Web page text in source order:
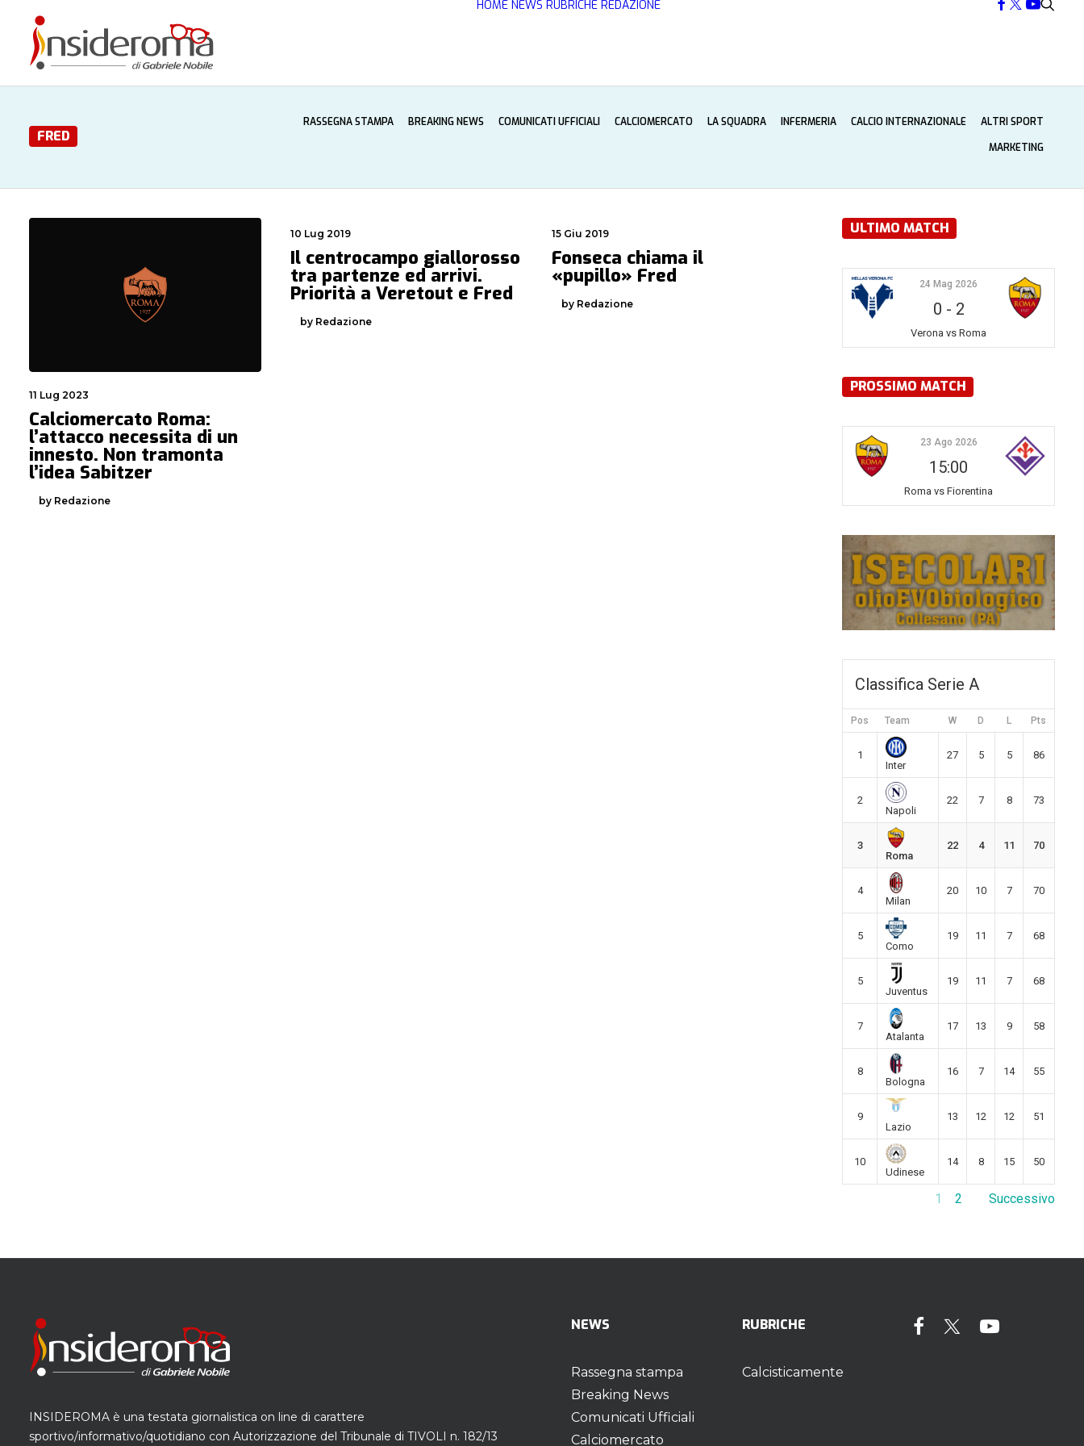
HOME NEWS RUBRICHE REDAZIONE
FRED
RASSEGNA STAMPA BREAKING NEWS COMUNICATI UFFICIALI CALCIOMERCATO LA SQUADRA INFERMERIA CALCIO INTERNAZIONALE
ALTRI SPORT
MARKETING
11 Lug 2023
Calciomercato Roma:
l’attacco necessita di un
innesto. Non tramonta
l’idea Sabitzer
by Redazione
10 Lug 2019
Il centrocampo giallorosso
tra partenze ed arrivi.
Priorità a Veretout e Fred
by Redazione
15 Giu 2019
Fonseca chiama il
«pupillo» Fred
by Redazione
ULTIMO MATCH
24 Mag 2026
0 - 2
Verona vs Roma
PROSSIMO MATCH
23 Ago 2026
15:00
Roma vs Fiorentina
Classifica Serie A
Pos Team W D L Pts
1
Inter
27 5 5 86
2
Napoli
22 7 8 73
3
Roma
22 4 11 70
4
Milan
20 10 7 70
5
Como
19 11 7 68
5
Juventus
19 11 7 68
7
Atalanta
17 13 9 58
8
Bologna
16 7 14 55
9
Lazio
13 12 12 51
10
Udinese
14 8 15 50
1 2 Successivo
INSIDEROMA è una testata giornalistica on line di carattere
sportivo/informativo/quotidiano con Autorizzazione del Tribunale di TIVOLI n. 182/13
NEWS
Rassegna stampa
Breaking News
Comunicati Ufficiali
Calciomercato
RUBRICHE
Calcisticamente